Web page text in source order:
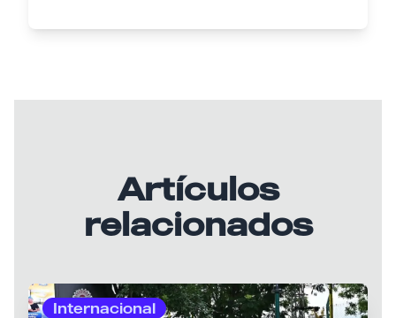
Artículos
relacionados
Internacional